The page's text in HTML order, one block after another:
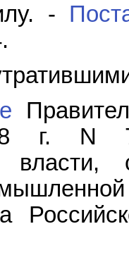
-
г. N